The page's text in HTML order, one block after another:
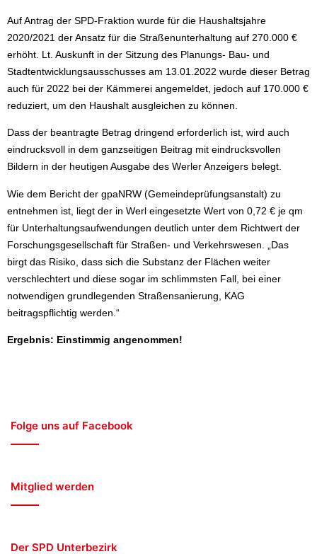
Auf Antrag der SPD-Fraktion wurde für die Haushaltsjahre
2020/2021 der Ansatz für die Straßenunterhaltung auf 270.000 €
erhöht. Lt. Auskunft in der Sitzung des Planungs- Bau- und
Stadtentwicklungsausschusses am 13.01.2022 wurde dieser Betrag
auch für 2022 bei der Kämmerei angemeldet, jedoch auf 170.000 €
reduziert, um den Haushalt ausgleichen zu können.
Dass der beantragte Betrag dringend erforderlich ist, wird auch
eindrucksvoll in dem ganzseitigen Beitrag mit eindrucksvollen
Bildern in der heutigen Ausgabe des Werler Anzeigers belegt.
Wie dem Bericht der gpaNRW (Gemeindeprüfungsanstalt) zu
entnehmen ist, liegt der in Werl eingesetzte Wert von 0,72 € je qm
für Unterhaltungsaufwendungen deutlich unter dem Richtwert der
Forschungsgesellschaft für Straßen- und Verkehrswesen. „Das
birgt das Risiko, dass sich die Substanz der Flächen weiter
verschlechtert und diese sogar im schlimmsten Fall, bei einer
notwendigen grundlegenden Straßensanierung, KAG
beitragspflichtig werden.“
Ergebnis: Einstimmig angenommen!
Folge uns auf Facebook
Mitglied werden
Der SPD Unterbezirk